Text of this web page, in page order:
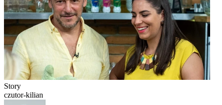
Story
czutor-kilian